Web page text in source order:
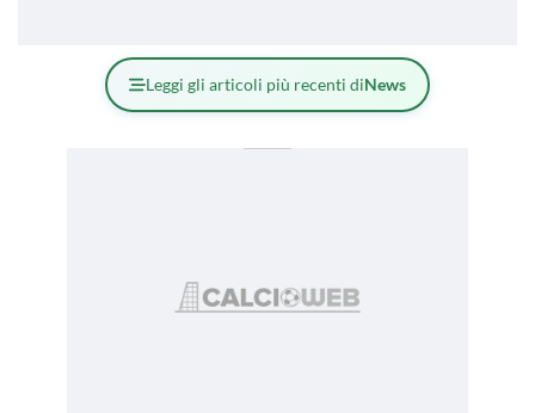
Leggi gli articoli più recenti diNews